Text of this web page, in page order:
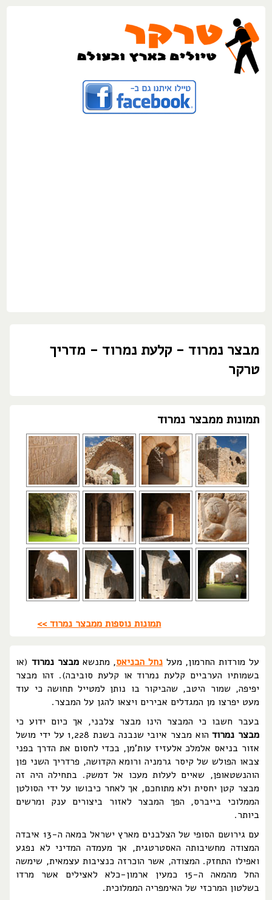
מבצר נמרוד - קלעת נמרוד - מדריך
טרקר
תמונות ממבצר נמרוד
תמונות נוספות ממבצר נמרוד >>
על מורדות החרמון, מעלנחל הבניאס, מתנשאמבצר נמרוד(או
בשמותיו הערביים קלעת נמרוד או קלעת סוביבה). זהו מבצר
יפיפה, שמור היטב, שהביקור בו נותן למטייל תחושה כי עוד
מעט יפרצו מן המגדלים אבירים ויצאו להגן על המבצר.
בעבר חשבו כי המבצר הינו מבצר צלבני, אך כיום ידוע כי
מבצר נמרוד
הוא מבצר איובי שנבנה בשנת 1,228 על ידי מושל
אזור בניאס אלמלכ אלעזיז עות'מן, בכדי לחסום את הדרך בפני
צבאו הפולש של קיסר גרמניה ורומא הקדושה, פרדריך השני פון
הוהנשטאופן, שאיים לעלות מעכו אל דמשק. בתחילה היה זה
מבצר קטן יחסית ולא מתוחכם, אך לאחר כיבושו על ידי הסולטן
הממלוכי בייברס, הפך המבצר לאזור ביצורים ענק ומרשים
ביותר.
עם גירושם הסופי של הצלבנים מארץ ישראל במאה ה-13 איבדה
המצודה מחשיבותה האסטרטגית, אך מעמדה המדיני לא נפגע
ואפילו התחזק. המצודה, אשר הוכרזה כנציבות עצמאית, שימשה
החל מהמאה ה-15 כמעין ארמון-כלא לאצילים אשר מרדו
בשלטון המרכזי של האימפריה הממלוכית.